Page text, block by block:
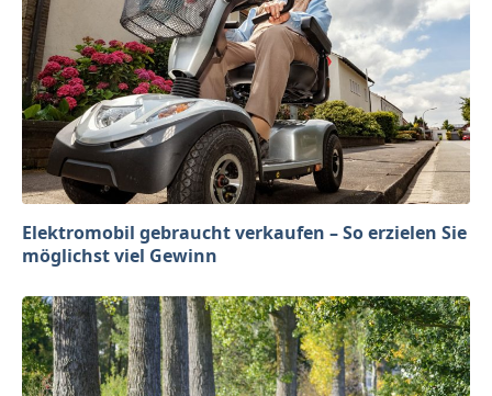
Elektromobil gebraucht verkaufen – So erzielen Sie
möglichst viel Gewinn